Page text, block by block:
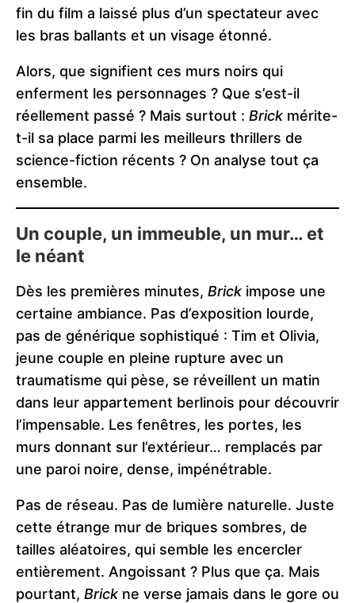
fin du film a laissé plus d’un spectateur avec
les bras ballants et un visage étonné.
Alors, que signifient ces murs noirs qui
enferment les personnages ? Que s’est-il
réellement passé ? Mais surtout : Brick mérite-
t-il sa place parmi les meilleurs thrillers de
science-fiction récents ? On analyse tout ça
ensemble.
Un couple, un immeuble, un mur… et
le néant
Dès les premières minutes, Brick impose une
certaine ambiance. Pas d’exposition lourde,
pas de générique sophistiqué : Tim et Olivia,
jeune couple en pleine rupture avec un
traumatisme qui pèse, se réveillent un matin
dans leur appartement berlinois pour découvrir
l’impensable. Les fenêtres, les portes, les
murs donnant sur l’extérieur… remplacés par
une paroi noire, dense, impénétrable.
Pas de réseau. Pas de lumière naturelle. Juste
cette étrange mur de briques sombres, de
tailles aléatoires, qui semble les encercler
entièrement. Angoissant ? Plus que ça. Mais
pourtant, Brick ne verse jamais dans le gore ou